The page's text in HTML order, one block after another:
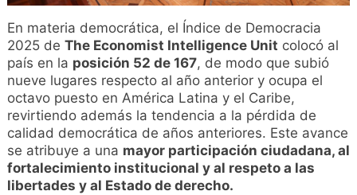
En materia democrática, el Índice de Democracia
2025 de The Economist Intelligence Unit colocó al
país en la posición 52 de 167, de modo que subió
nueve lugares respecto al año anterior y ocupa el
octavo puesto en América Latina y el Caribe,
revirtiendo además la tendencia a la pérdida de
calidad democrática de años anteriores. Este avance
se atribuye a una mayor participación ciudadana, al
fortalecimiento institucional y al respeto a las
libertades y al Estado de derecho.